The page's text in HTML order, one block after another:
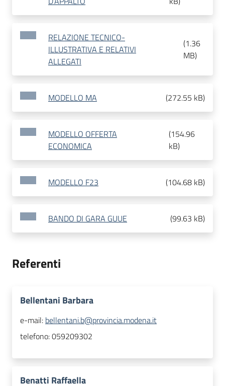
RELAZIONE TECNICO-
ILLUSTRATIVA E RELATIVI
ALLEGATI
(1.36
MB)
MODELLO MA (272.55 kB)
MODELLO OFFERTA
ECONOMICA
(154.96
kB)
MODELLO F23 (104.68 kB)
BANDO DI GARA GUUE (99.63 kB)
Referenti
Bellentani Barbara
e-mail: bellentani.b@provincia.modena.it
telefono:059209302
Benatti Raffaella